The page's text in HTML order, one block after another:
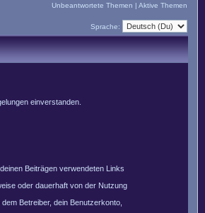
Unbeantwortete Themen | Aktive Themen
Sprache:
einverstanden.
Beiträgen verwendeten Links
oder dauerhaft von der Nutzung
Betreiber, dein Benutzerkonto,